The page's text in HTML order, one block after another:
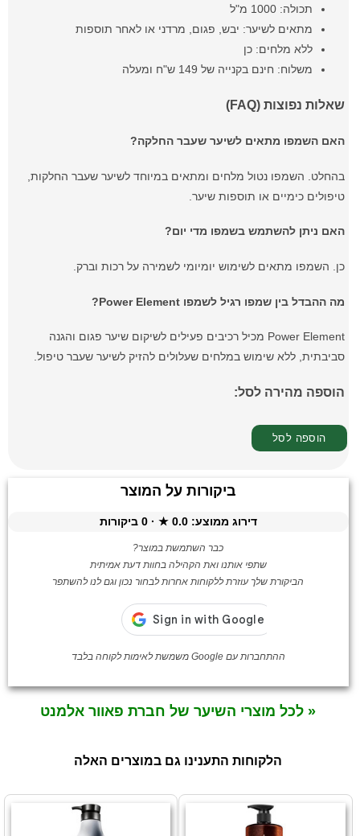
תכולה: 1000 מ"ל
מתאים לשיער: יבש, פגום, מרדני או לאחר תוספות
ללא מלחים: כן
משלוח: חינם בקנייה של 149 ש"ח ומעלה
שאלות נפוצות (FAQ)
האם השמפו מתאים לשיער שעבר החלקה?
בהחלט. השמפו נטול מלחים ומתאים במיוחד לשיער שעבר החלקות,
טיפולים כימיים או תוספות שיער.
האם ניתן להשתמש בשמפו מדי יום?
כן. השמפו מתאים לשימוש יומיומי לשמירה על רכות וברק.
מה ההבדל בין שמפו רגיל לשמפו Power Element?
Power Element מכיל רכיבים פעילים לשיקום שיער פגום והגנה
סביבתית, ללא שימוש במלחים שעלולים להזיק לשיער שעבר טיפול.
הוספה מהירה לסל:
ביקורות על המוצר
דירוג ממוצע:0.0
★ ·
0 ביקורות
כבר השתמשת במוצר?
שתפי אותנו ואת הקהילה בחוות דעת אמיתית
הביקורת שלך עוזרת ללקוחות אחרות לבחור נכון וגם לנו להשתפר
ההתחברות עם Google משמשת לאימות לקוחה בלבד
« לכל מוצרי השיער של חברת פאוור אלמנט
הלקוחות התענינו גם במוצרים האלה